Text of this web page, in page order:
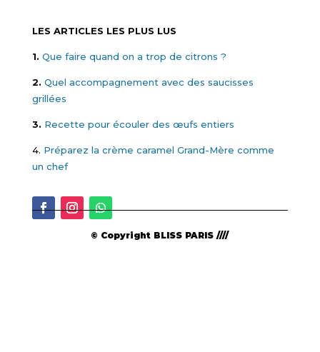
LES ARTICLES LES PLUS LUS
1. Que faire quand on a trop de citrons ?
2. Quel accompagnement avec des saucisses
grillées
3. Recette pour écouler des œufs entiers
4. Préparez la crème caramel Grand-Mère comme
un chef
© Copyright BLISS PARIS ////